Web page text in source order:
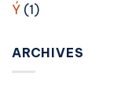
Ý(1)
ARCHIVES